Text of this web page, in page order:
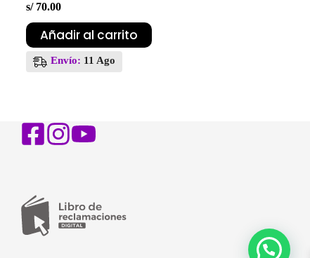
s/70.00
Añadir al carrito
Envío: 11 Ago